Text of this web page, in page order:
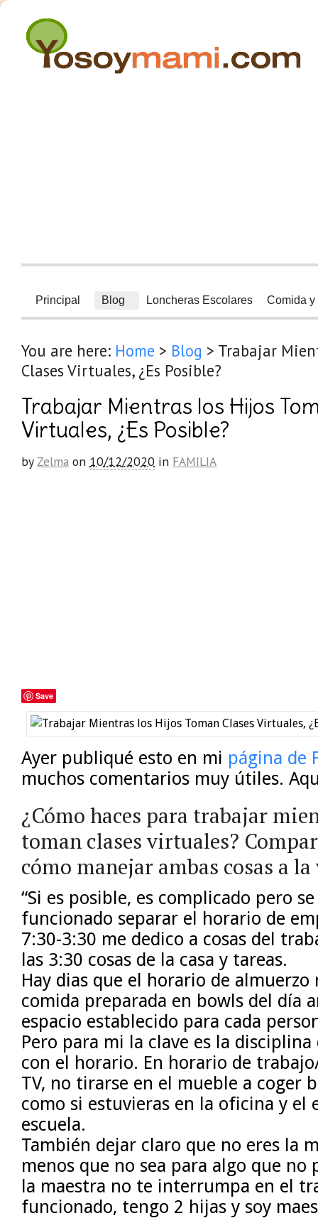
Principal Blog Loncheras Escolares Comida y
You are here: Home > Blog > Trabajar
Clases Virtuales, ¿Es Posible?
Trabajar Mientras los Hijos
Virtuales, ¿Es Posible?
by Zelma on 10/12/2020 in FAMILIA
Save
Ayer publiqué esto en mi página de
muchos comentarios muy útiles.
¿Cómo haces para trabajar
toman clases virtuales?
cómo manejar ambas cosas a la
“Si es posible, es complicado pero
funcionado separar el horario de
7:30-3:30 me dedico a cosas del
las 3:30 cosas de la casa y tareas.
Hay dias que el horario de almuerzo
comida preparada en bowls del día
espacio establecido para cada
Pero para mi la clave es la
con el horario. En horario de
TV, no tirarse en el mueble a coger
como si estuvieras en la oficina y el
escuela.
También dejar claro que no eres la
menos que no sea para algo que no
la maestra no te interrumpa en el
funcionado, tengo 2 hijas y soy